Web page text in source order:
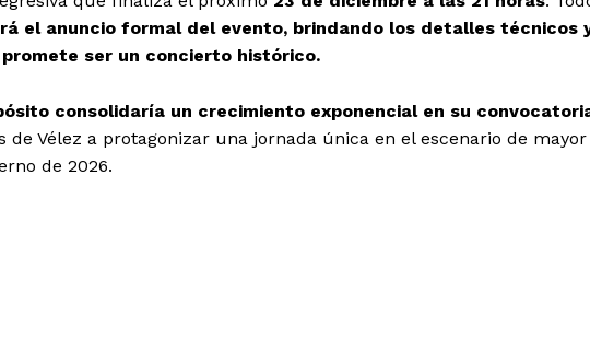
el anuncio formal del evento, brindando los detalles técnicos
ser un concierto histórico.
consolidaría un crecimiento exponencial en su
Vélez a protagonizar una jornada única en el escenario de mayor
de 2026.